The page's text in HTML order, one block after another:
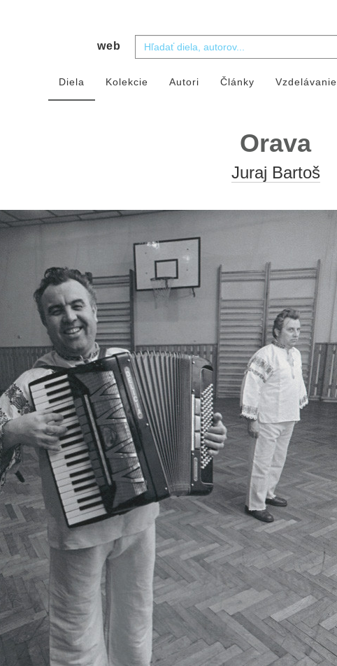
web
Diela Kolekcie Autori Články Vzdelávanie
Orava
Juraj Bartoš